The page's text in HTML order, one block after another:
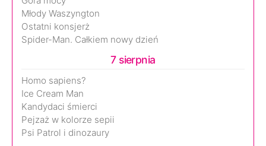
Młody Waszyngton
Ostatni konsjerż
Spider-Man. Całkiem nowy dzień
7 sierpnia
Homo sapiens?
Ice Cream Man
Kandydaci śmierci
Pejzaż w kolorze sepii
Psi Patrol i dinozaury